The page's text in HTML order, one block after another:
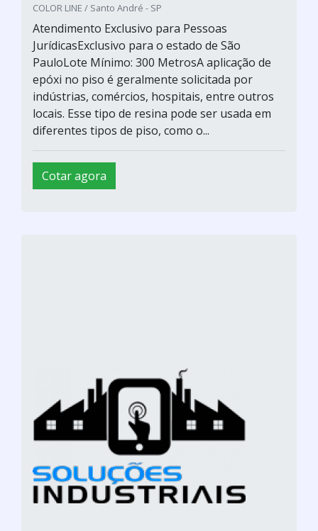
COLOR LINE / Santo André - SP
Atendimento Exclusivo para Pessoas
JurídicasExclusivo para o estado de São
PauloLote Mínimo: 300 MetrosA aplicação de
epóxi no piso é geralmente solicitada por
indústrias, comércios, hospitais, entre outros
locais. Esse tipo de resina pode ser usada em
diferentes tipos de piso, como o...
Cotar agora